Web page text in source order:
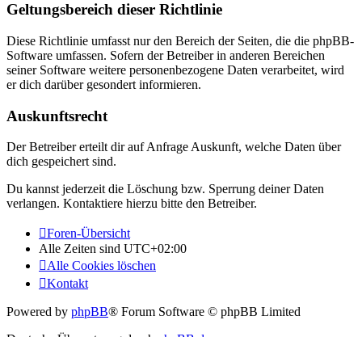
Geltungsbereich dieser Richtlinie
Diese Richtlinie umfasst nur den Bereich der Seiten, die die phpBB-
Software umfassen. Sofern der Betreiber in anderen Bereichen
seiner Software weitere personenbezogene Daten verarbeitet, wird
er dich darüber gesondert informieren.
Auskunftsrecht
Der Betreiber erteilt dir auf Anfrage Auskunft, welche Daten über
dich gespeichert sind.
Du kannst jederzeit die Löschung bzw. Sperrung deiner Daten
verlangen. Kontaktiere hierzu bitte den Betreiber.
Foren-Übersicht
Alle Zeiten sind UTC+02:00
Alle Cookies löschen
Kontakt
Powered by phpBB® Forum Software © phpBB Limited